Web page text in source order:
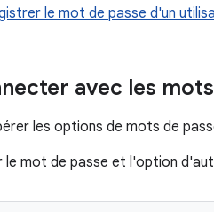
le mot de passe d'un
avec les
les options de mots de
le mot de passe et l'option